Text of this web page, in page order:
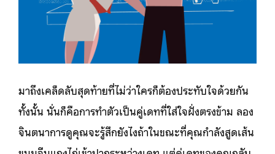
มาถึงเคล็ดลับสุดท้ายที่ไม่ว่าใครก็ต้องประทับใจด้วยกัน
ทั้งนั้น นั่นก็คือการทำตัวเป็นคู่เดทที่ใส่ใจฝั่งตรงข้าม ลอง
จินตนาการดูคุณจะรู้สึกยังไงถ้าในขณะที่คุณกำลังสูดเส้น